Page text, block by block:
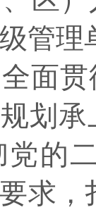
管
面
规划承
的
求，